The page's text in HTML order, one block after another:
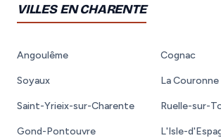
VILLES EN CHARENTE
Angoulême Cognac
Soyaux La Couronne
Saint-Yrieix-sur-Charente Ruelle-sur-
Gond-Pontouvre L'Isle-